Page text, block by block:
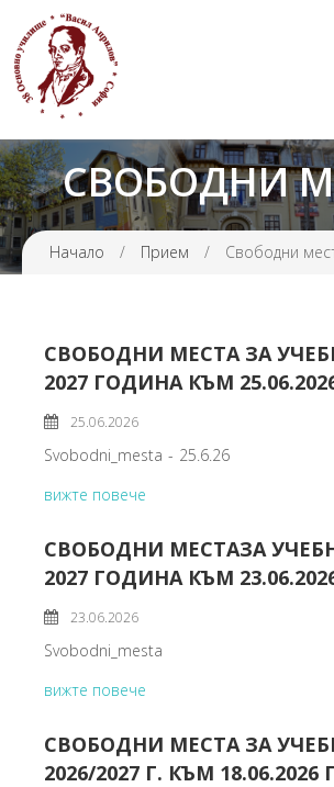
Училището
Нормативна
Прием
Проекти и
Контакти
СВОБОДНИ
Начало / Прием / Свободни
СВОБОДНИ МЕСТА ЗА
2027 ГОДИНА КЪМ
25.06.2026
Svobodni_mesta - 25.6.26
вижте повече
СВОБОДНИ МЕСТАЗА
2027 ГОДИНА КЪМ
23.06.2026
Svobodni_mesta
вижте повече
СВОБОДНИ МЕСТА ЗА
2026/2027 Г. КЪМ 18.06.2026